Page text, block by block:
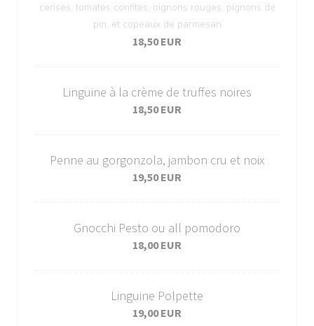
cerises, tomates confites, oignons rouges, pignons de
pin, et copeaux de parmesan
18,50 EUR
Linguine à la crème de truffes noires
18,50 EUR
Penne au gorgonzola, jambon cru et noix
19,50 EUR
Gnocchi Pesto ou all pomodoro
18,00 EUR
Linguine Polpette
19,00 EUR